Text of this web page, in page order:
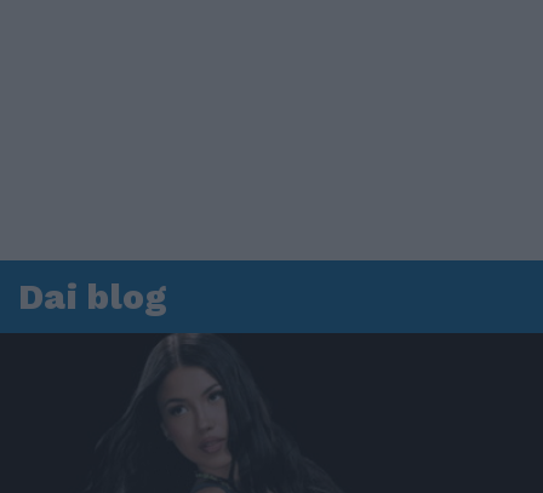
Dai blog